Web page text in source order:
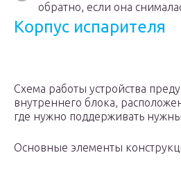
обратно, если она
Корпус испарителя
Схема работы устройства
внутреннего блока,
где нужно поддерживать
Основные элементы